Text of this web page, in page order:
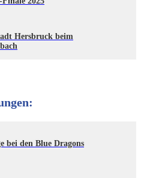
Hersbruck beim
bei den Blue Dragons